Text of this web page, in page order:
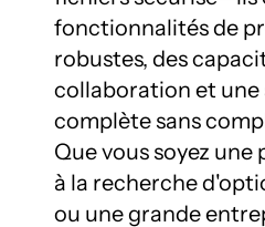
fonctionnalités de
robustes, des
collaboration et une
complète sans
Que vous soyez
à la recherche
ou une grande